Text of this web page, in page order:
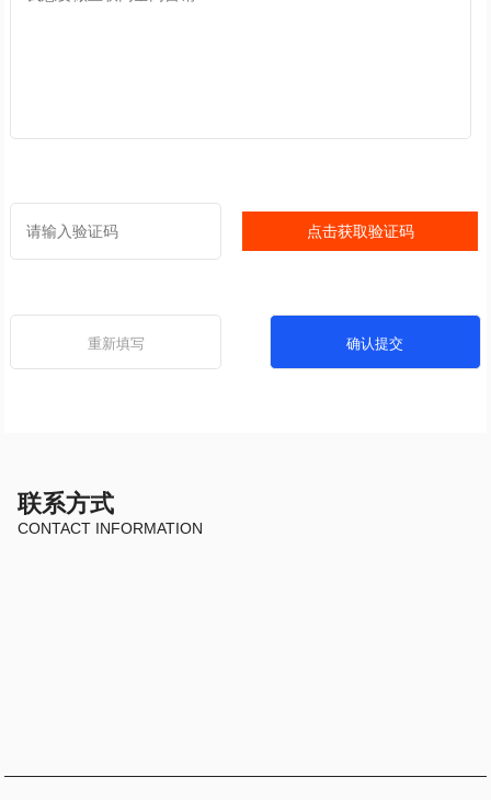
点击获取验证码
重新填写 确认提交
联系方式
CONTACT INFORMATION